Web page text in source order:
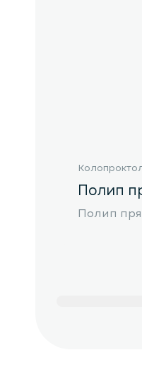
Полип
Полип